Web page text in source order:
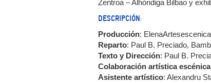
Zentroa – Alhóndiga Bilbao y
DESCRIPCIÓN:
Producción:
Reparto: Paul B. Preciado,
Texto y Dirección: Paul B.
Colaboración artística escénica
Asistente artístico: Alexandru